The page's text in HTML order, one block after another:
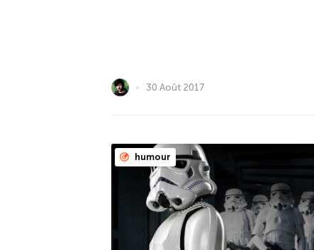
30 Août 2017
humour